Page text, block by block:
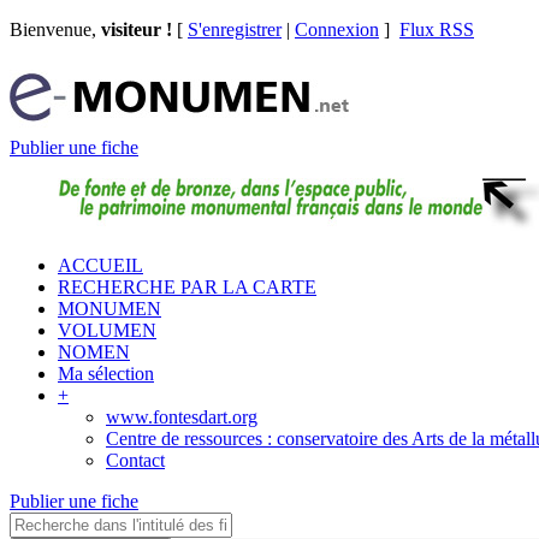
Bienvenue, visiteur ! [ S'enregistrer| Connexion ] Flux RSS
Publier une fiche
ACCUEIL
RECHERCHE PAR LA CARTE
MONUMEN
VOLUMEN
NOMEN
Ma sélection
+
www.fontesdart.org
Centre de ressources : conservatoire des Arts de la
Contact
Publier une fiche